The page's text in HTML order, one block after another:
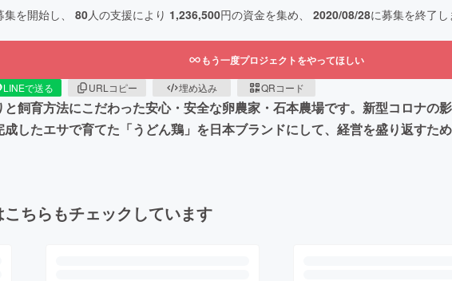
集を開始し、 80人の支援により 1,236,500円の資金を集め、 2020/08/28に募集を終了し
もう一度プロジェクトをやってほしい
LINEで送る URLコピー 埋め込み QRコード
と飼育方法にこだわった安心・安全な卵農家・石本農場です。新型コロナの
したエサで育てた「うどん鶏」を日本ブランドにして、経営を盛り返すた
ちらもチェックしています